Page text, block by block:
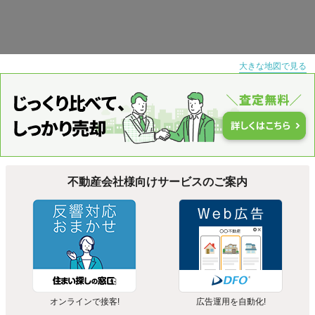
大きな地図で見る
不動産会社様向けサービスのご案内
オンラインで接客! 広告運用を自動化!